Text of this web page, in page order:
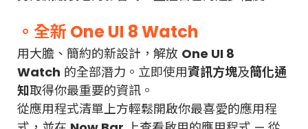
。全新 One UI 8 Watch
用大膽、簡約的新設計，解放 One UI 8
Watch 的全部潛力。立即使用資訊方塊及簡化通
知取得你最重要的資訊。
從應用程式清單上方輕鬆開啟你最喜愛的應用程